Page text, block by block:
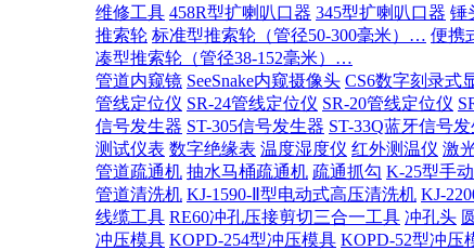
维修工具 458R型扩喇叭口器 345型扩喇叭口器 锤
推索轮 标准型推索轮（管径50-300毫米）… 便携
凑型推索轮（管径38-152毫米）…
管道内窥镜 SeeSnake内窥摄像头 CS6数字刻录式
管线定位仪 SR-24管线定位仪 SR-20管线定位仪
信号发生器 ST-305信号发生器 ST-33Q蓝牙信号
测试仪表 数字绝缘表 温度湿度仪 红外测温仪 激
管道疏通机 抽水马桶疏通机 疏通抓勾 K-25型手
管道清洗机 KJ-1590-Ⅱ型电动式高压清洗机 KJ-
线缆工具 RE60冲孔压接剪切三合一工具 冲孔头
冲压模具 KOPD-254型冲压模具 KOPD-52型冲压